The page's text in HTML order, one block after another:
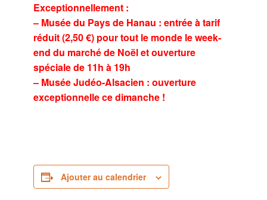
Exceptionnellement :
– Musée du Pays de Hanau : entrée à tarif
réduit (2,50 €) pour tout le monde le week-
end du marché de Noël et ouverture
spéciale de 11h à 19h
– Musée Judéo-Alsacien : ouverture
exceptionnelle ce dimanche !
Ajouter au calendrier